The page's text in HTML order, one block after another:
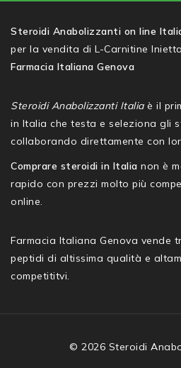
Steroidi Anabolizzanti on line
per la vendita di L-Carnitine
Farmacia Italiana Genova
Steroidi Anabolizzanti Italiaè il
in Italia che testa e seleziona gli
collaborando direttamente con
Comprare steroidi in Italia non è
rapido con prezzi molto più
online.
Farmacia Italiana Genova vende
peptidi di altissima qualità e
competititvi.
© 2026 Steroidi